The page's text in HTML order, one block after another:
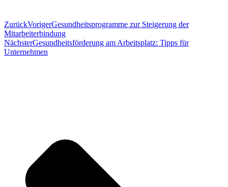
ZurückVorigerGesundheitsprogramme zur Steigerung der
Mitarbeiterbindung
NächsterGesundheitsförderung am Arbeitsplatz: Tipps für
Unternehmen